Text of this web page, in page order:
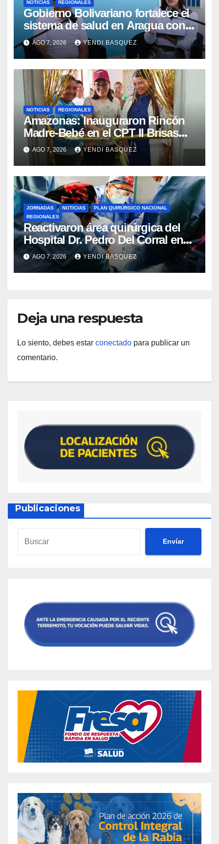
NOTICIAS REGIONALES
Gobierno Bolivariano fortalece el
sistema de salud en Aragua con
la reinauguración del CDI La Mora
AGO 7, 2026 YENDI BASQUEZ
NOTICIAS REGIONALES
​Amazonas: Inauguraron Rincón
Madre-Bebé en el CPT II Brisas
del Aeropuerto ​Inauguraron
Rincón
AGO 7, 2026 YENDI BASQUEZ
JORNADAS NOTICIAS
PLAN QUIRÚRGICO NACIONAL
REGIONALES
Reactivaron área quirúrgica del
Hospital Dr. Pedro Del Corral en
Guárico
AGO 7, 2026 YENDI BASQUEZ
Deja una respuesta
Lo siento, debes estar conectado para publicar un
comentario.
Publicaciones
Envíar